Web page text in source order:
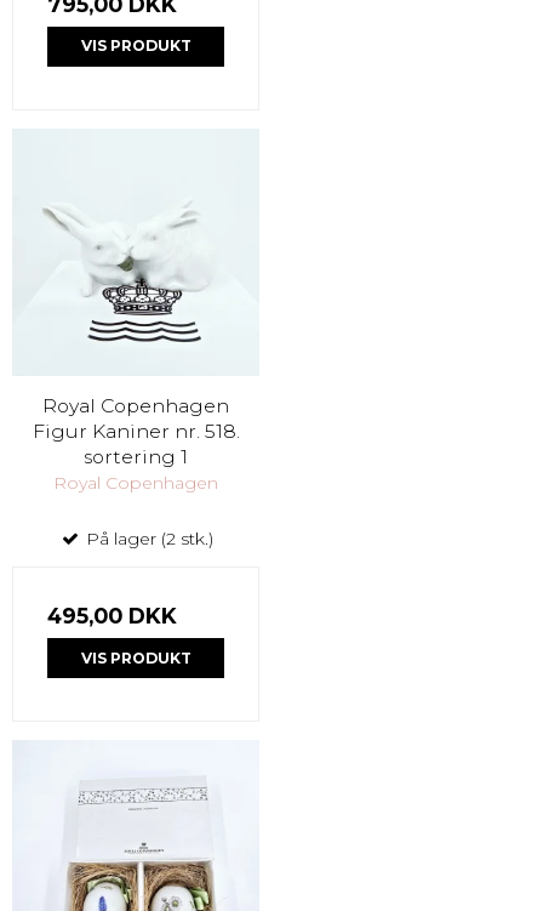
VIS PRODUKT
Royal Copenhagen
Figur Kaniner nr. 518.
sortering 1
Royal Copenhagen
På lager (2 stk.)
495,00 DKK
VIS PRODUKT